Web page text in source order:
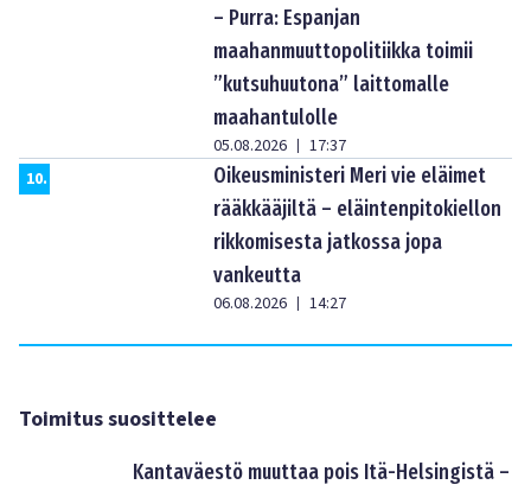
– Purra: Espanjan
maahanmuuttopolitiikka toimii
”kutsuhuutona” laittomalle
maahantulolle
05.08.2026 | 17:37
10.
Oikeusministeri Meri vie eläimet
rääkkääjiltä – eläintenpitokiellon
rikkomisesta jatkossa jopa
vankeutta
06.08.2026 | 14:27
Toimitus suosittelee
Kantaväestö muuttaa pois Itä-Helsingistä –